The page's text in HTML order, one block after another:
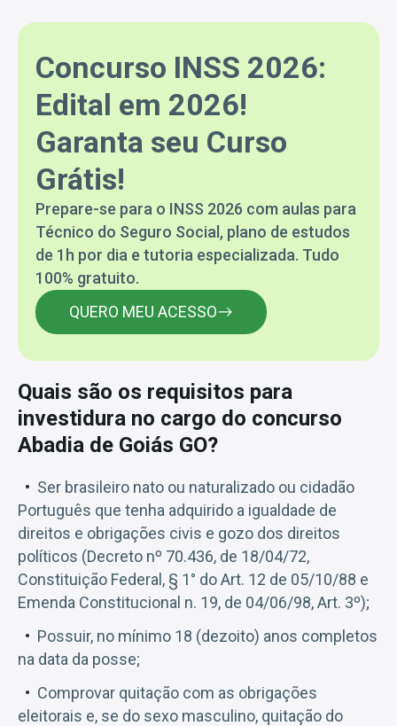
Concurso INSS 2026:
Edital em 2026!
Garanta seu Curso
Grátis!
Prepare-se para o INSS 2026 com aulas para
Técnico do Seguro Social, plano de estudos
de 1h por dia e tutoria especializada. Tudo
100% gratuito.
QUERO MEU ACESSO
Quais são os requisitos para
investidura no cargo do concurso
Abadia de Goiás GO?
Ser brasileiro nato ou naturalizado ou cidadão
Português que tenha adquirido a igualdade de
direitos e obrigações civis e gozo dos direitos
políticos (Decreto nº 70.436, de 18/04/72,
Constituição Federal, § 1° do Art. 12 de 05/10/88 e
Emenda Constitucional n. 19, de 04/06/98, Art. 3º);
Possuir, no mínimo 18 (dezoito) anos completos
na data da posse;
Comprovar quitação com as obrigações
eleitorais e, se do sexo masculino, quitação do